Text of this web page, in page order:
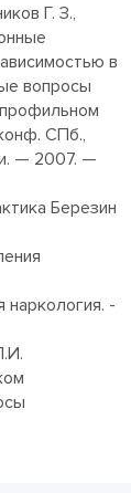
Г. З.,
в
вопросы
СПб.,
— 2007. —
Березин
наркология. -